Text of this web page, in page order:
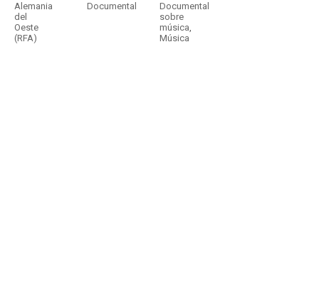
Alemania
del
Oeste
(RFA)
Documental
Documental
sobre
música,
Música